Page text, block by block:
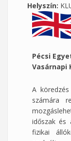
Helyszín:
Pécsi
Vasárnapi
A
számára
időszak és
fizikai